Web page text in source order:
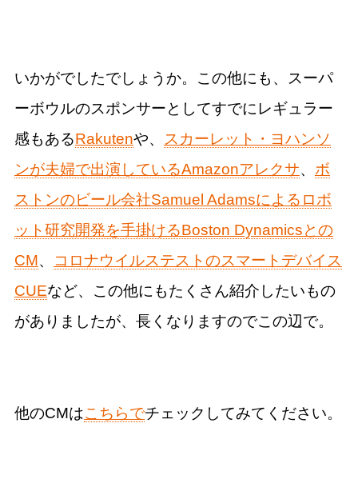
いかがでしたでしょうか。この他にも、スーパ
ーボウルのスポンサーとしてすでにレギュラー
感もあるRakutenや、
スカーレット・ヨハンソ
ンが夫婦で出演しているAmazonアレクサ、 ボ
ストンのビール会社Samuel Adamsによるロボ
ット研究開発を手掛けるBoston Dynamics​​との
CM、
コロナウイルステストのスマートデバイス
CUEなど、この他にもたくさん紹介したいもの
がありましたが、長くなりますのでこの辺で。
他のCMはこちらでチェックしてみてください。